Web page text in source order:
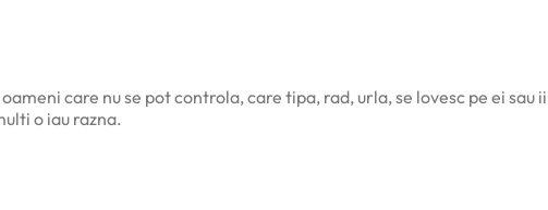
care nu se pot controla, care tipa, rad, urla, se lovesc pe ei
o iau razna.